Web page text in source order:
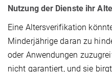
Nutzung der Dienste ihr
Eine Altersverifikation
Minderjährige daran zu
oder Anwendungen
nicht garantiert, und sie